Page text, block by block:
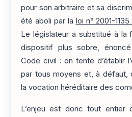
pour son arbitraire et sa
été aboli par la loi n° 2001-
Le législateur a substitué à la
dispositif plus sobre,
Code civil : on tente d’établir
par tous moyens et, à défaut,
la vocation héréditaire des
L’enjeu est donc tout entier